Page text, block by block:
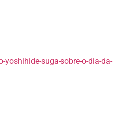
suga-sobre-o-dia-da-